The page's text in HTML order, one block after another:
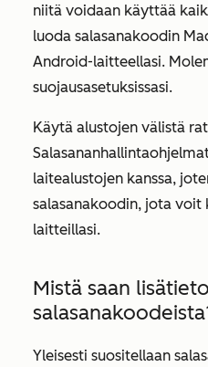
niitä voidaan käyttää
luoda salasanakoodin
Android-laitteellasi.
suojausasetuksissasi.
Käytä alustojen välistä
laitealustojen kanssa,
salasanakoodin, jota
laitteillasi.
Mistä saan
Yleisesti suositellaan